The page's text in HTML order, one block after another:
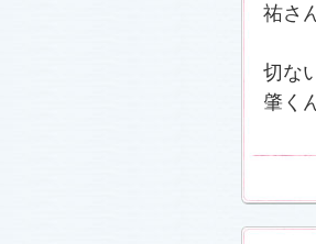
祐さ
切な
肇く